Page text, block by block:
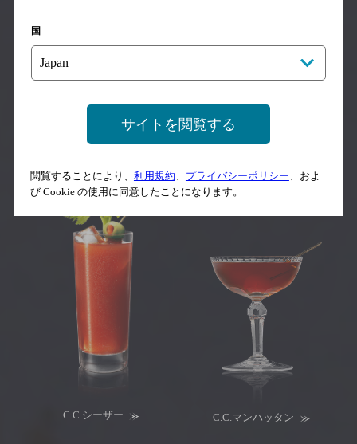
ジンジャーエール C.C.クランベリー
C.C.シーザー C.C.マンハッタン
国
サイトを閲覧する
閲覧することにより、 利用規約、 プライバシーポリシー、およ
び Cookie の使用に同意したことになります。